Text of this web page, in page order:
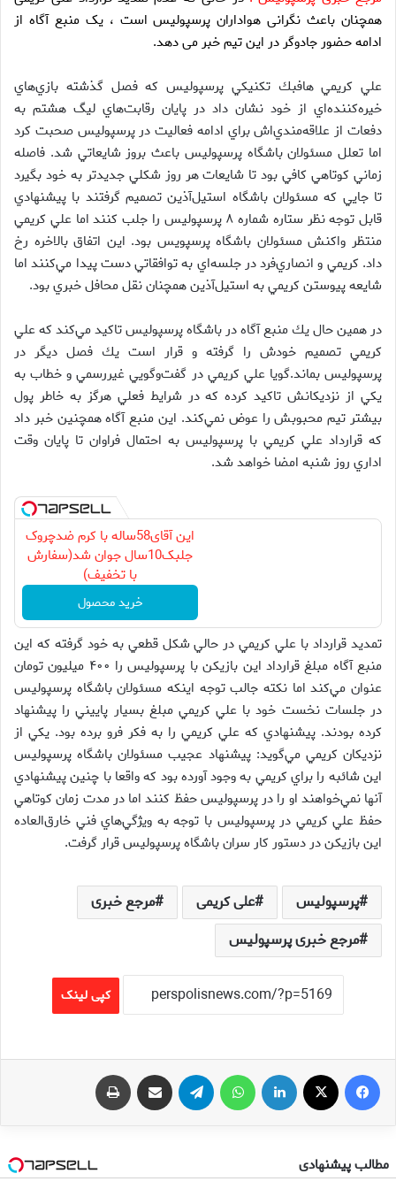
همچنان باعث نگرانی هواداران پرسپولیس است ، یک منبع آگاه از
ادامه حضور جادوگر در این تیم خبر می دهد.
علي كريمي هافبك تكنيكي پرسپوليس كه فصل گذشته بازي‌هاي
خيره‌كننده‌اي از خود نشان داد در پايان رقابت‌هاي ليگ هشتم به
دفعات از علاقه‌مندي‌اش براي ادامه فعاليت در پرسپوليس صحبت كرد
اما تعلل مسئولان باشگاه پرسپوليس باعث بروز شايعاتي شد. فاصله
زماني كوتاهي كافي بود تا شايعات هر روز شكلي جديدتر به خود بگيرد
تا جايي كه مسئولان باشگاه استيل‌آذين تصميم گرفتند با پيشنهادي
قابل توجه نظر ستاره شماره ۸ پرسپوليس را جلب كنند اما علي كريمي
منتظر واكنش مسئولان باشگاه پرسپويس بود. اين اتفاق بالاخره رخ
داد. كريمي و انصاري‌فرد در جلسه‌اي به توافقاتي دست پيدا مي‌كنند اما
شايعه پيوستن كريمي به استيل‌آذين همچنان نقل محافل خبري بود.
در همين حال يك منبع آگاه در باشگاه پرسپوليس تاكيد مي‌كند كه علي
كريمي تصميم خودش را گرفته و قرار است يك فصل ديگر در
پرسپوليس بماند.گويا علي كريمي در گفت‌وگويي غيررسمي و خطاب به
يكي از نزديكانش تاكيد كرده كه در شرايط فعلي هرگز به خاطر پول
بيشتر تيم محبوبش را عوض نمي‌كند. اين منبع آگاه همچنين خبر داد
كه قرارداد علي كريمي با پرسپوليس به احتمال فراوان تا پايان وقت
اداري روز شنبه امضا خواهد شد.
این آقای58ساله با کرم ضدچروک
جلبک10سال جوان شد(سفارش
با تخفیف)
خرید محصول
تمديد قرارداد با علي كريمي در حالي شكل قطعي به خود گرفته كه اين
منبع آگاه مبلغ قرارداد اين بازيكن با پرسپوليس را ۴۰۰ ميليون تومان
عنوان مي‌كند اما نكته جالب توجه اينكه مسئولان باشگاه پرسپوليس
در جلسات نخست خود با علي كريمي مبلغ بسيار پاييني را پيشنهاد
كرده بودند. پيشنهادي كه علي كريمي را به فكر فرو برده بود. يكي از
نزديكان كريمي مي‌گويد: پيشنهاد عجيب مسئولان باشگاه پرسپوليس
اين شائبه را براي كريمي به وجود آورده بود كه واقعا با چنين پيشنهادي
آنها نمي‌خواهند او را در پرسپوليس حفظ كنند اما در مدت زمان كوتاهي
حفظ علي كريمي در پرسپوليس با توجه به ويژگي‌هاي فني خارق‌العاده
اين بازيكن در دستور كار سران باشگاه پرسپوليس قرار گرفت.
پرسپولیس علی کریمی
مرجع خبری
مرجع خبری پرسپولیس
کپی لینک
فیس بوک لینکدین تلگرام اشتراک گذاری از طریق ایمیل
مطالب پیشنهادی